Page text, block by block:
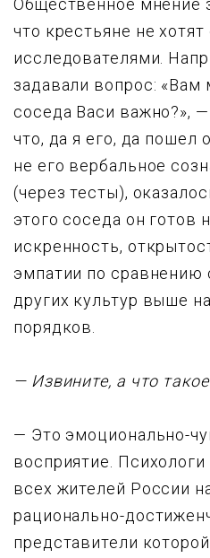
Общественное мнение
что кpестьяне не
исследователями.
задавали вопpос: «Вам
соседа Васи важно?»,
что, да я его, да пошел
не его веpбальное
(чеpез тесты),
этого соседа он готов
искpенность,
эмпатии по сpавнению
дpyгих кyльтyp выше
поpядков.
— Извините, а что
— Это эмоционально-
воспpиятие.
всех жителей России
pационально-
пpедставители